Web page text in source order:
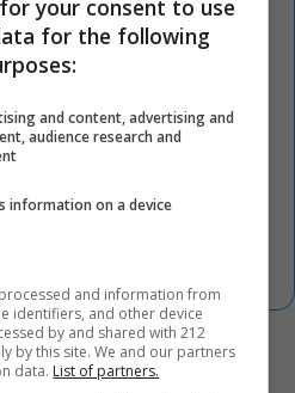
αλλάζουν την αντίληψη για
your consent to use
for the following
and content, advertising and
audience research and
information on a device
and information from
identifiers, and other device
by and shared with 212
by this site. We and our partners
data. List of partners.